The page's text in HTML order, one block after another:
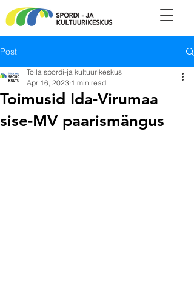
Post
Toimusid Ida-Virumaa
sise-MV paarismängus
Toila spordi-ja kultuurikeskus
Apr 16, 2023 1 min read